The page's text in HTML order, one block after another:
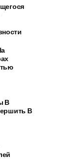
В
В